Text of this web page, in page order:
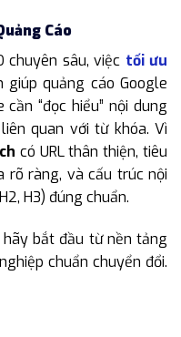
Cáo
chuyên sâu, việc tối ưu
giúp quảng cáo Google
“đọc hiểu” nội dung
quan với từ khóa. Vì
có URL thân thiện, tiêu
rõ ràng, và cấu trúc nội
H3) đúng chuẩn.
hãy bắt đầu từ nền tảng
chuẩn chuyển đổi.